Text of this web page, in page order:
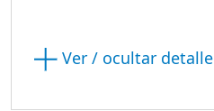
Ver / ocultar detalle